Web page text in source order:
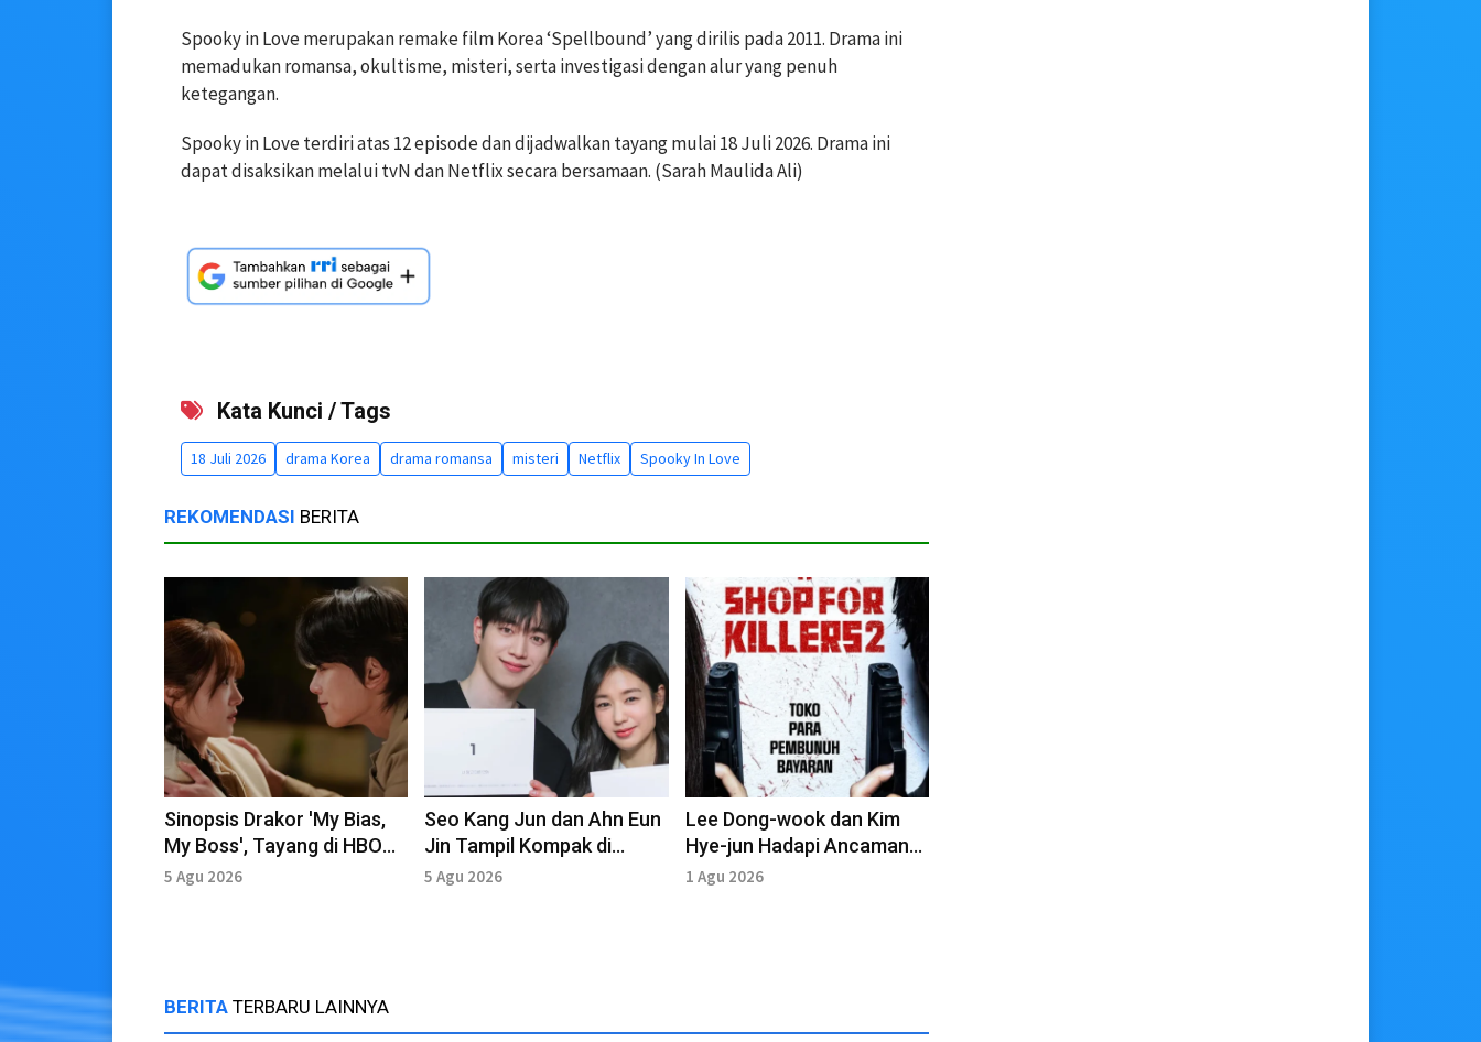
Spooky in Love merupakan remake film Korea ‘Spellbound’ yang dirilis pada 2011. Drama ini
memadukan romansa, okultisme, misteri, serta investigasi dengan alur yang penuh
ketegangan.
Spooky in Love terdiri atas 12 episode dan dijadwalkan tayang mulai 18 Juli 2026. Drama ini
dapat disaksikan melalui tvN dan Netflix secara bersamaan. (Sarah Maulida Ali)
Kata Kunci / Tags
18 Juli 2026 drama Korea drama romansa misteri Netflix Spooky In Love
REKOMENDASI BERITA
Sinopsis Drakor 'My Bias,
My Boss', Tayang di HBO
dan Rakuten Viki
5 Agu 2026
Seo Kang Jun dan Ahn Eun
Jin Tampil Kompak di
Pembacaan Naskah 'A
5 Agu 2026
Lee Dong-wook dan Kim
Hye-jun Hadapi Ancaman
Baru di Serial 'A Shop for
1 Agu 2026
BERITA TERBARU LAINNYA